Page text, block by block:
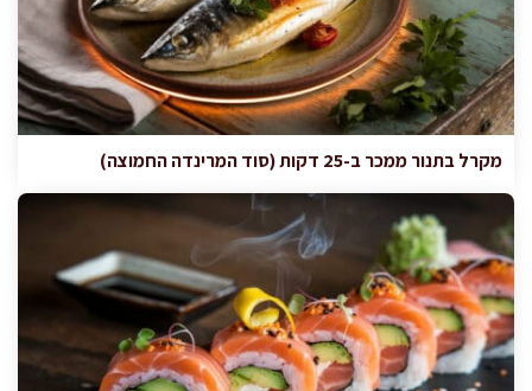
מקרל בתנור ממכר ב-25 דקות (סוד המרינדה החמוצה)